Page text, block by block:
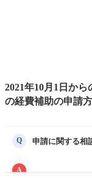
2021年10月1日か
の経費補助の申請
Q 申請に関する相
A